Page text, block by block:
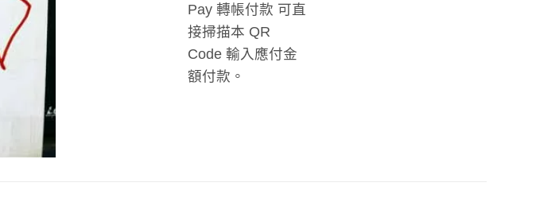
Pay 轉帳付款 可直
接掃描本 QR
Code 輸入應付金
額付款。